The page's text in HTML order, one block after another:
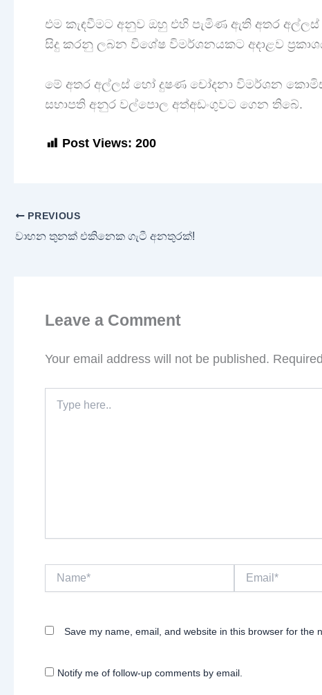
එම කැඳවීමට අනුව ඔහු එහි පැමිණ ඇති අතර
සිදු කරනු ලබන විශේෂ විමර්ශනයකට අදාළව
මේ අතර අල්ලස් හෝ දුෂණ චෝදනා විමර්ශන
සභාපති අනුර වල්පොල අත්අඩංගුවට ගෙන තිබේ.
Post Views: 200
PREVIOUS
වාහන තුනක් එකිනෙක ගැටී අනතුරක්!
Leave a Comment
Your email address will not be published.
here..
Save my name, email, and website in this browser for the
Notify me of follow-up comments by email.